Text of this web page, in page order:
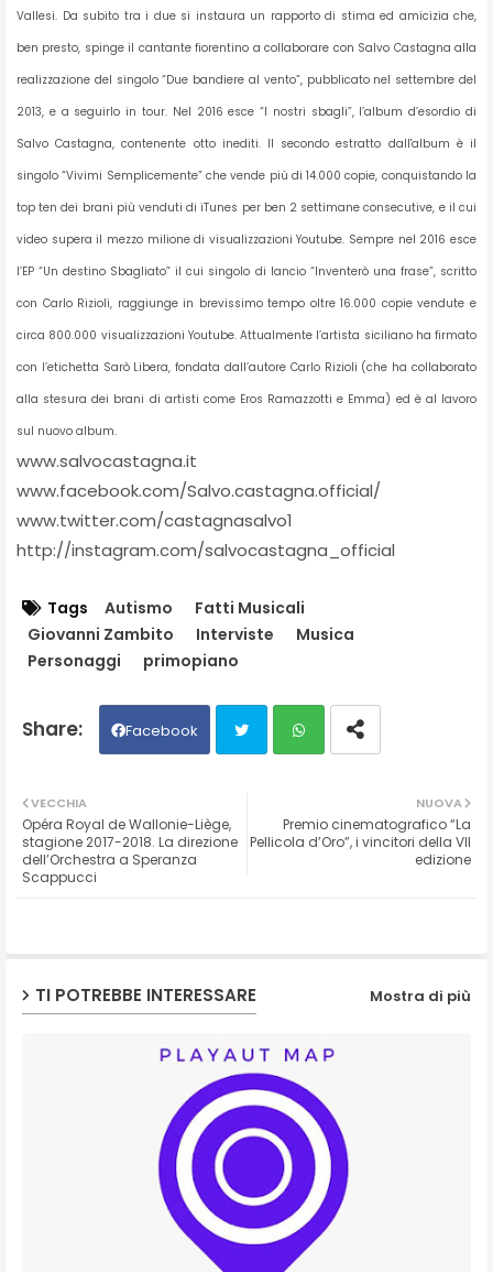
Vallesi. Da subito tra i due si instaura un rapporto di stima ed amicizia che,
ben presto, spinge il cantante fiorentino a collaborare con Salvo Castagna alla
realizzazione del singolo “Due bandiere al vento”, pubblicato nel settembre del
2013, e a seguirlo in tour. Nel 2016 esce “I nostri sbagli”, l’album d’esordio di
Salvo Castagna, contenente otto inediti. Il secondo estratto dall'album è il
singolo “Vivimi Semplicemente” che vende più di 14.000 copie, conquistando la
top ten dei brani più venduti di iTunes per ben 2 settimane consecutive, e il cui
video supera il mezzo milione di visualizzazioni Youtube. Sempre nel 2016 esce
l’EP “Un destino Sbagliato” il cui singolo di lancio “Inventerò una frase”, scritto
con Carlo Rizioli, raggiunge in brevissimo tempo oltre 16.000 copie vendute e
circa 800.000 visualizzazioni Youtube. Attualmente l’artista siciliano ha firmato
con l’etichetta Sarò Libera, fondata dall’autore Carlo Rizioli (che ha collaborato
alla stesura dei brani di artisti come Eros Ramazzotti e Emma) ed è al lavoro
sul nuovo album.
www.salvocastagna.it
www.facebook.com/Salvo.castagna.official/
www.twitter.com/castagnasalvo1
http://instagram.com/salvocastagna_official
Tags Autismo
Fatti Musicali
Giovanni Zambito
Interviste
Musica
Personaggi
primopiano
Facebook
ats
NUOVA
Premio cinematografico “La
Pellicola d’Oro”, i vincitori della VII
edizione
VECCHIA
Opéra Royal de Wallonie-Liège,
stagione 2017-2018. La direzione
dell’Orchestra a Speranza
Scappucci
TI POTREBBE INTERESSARE Mostra di più